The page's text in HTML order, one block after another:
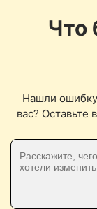
Что
Нашли ошибку
вас?